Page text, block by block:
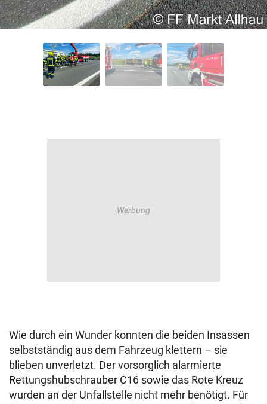
Wie durch ein Wunder konnten die beiden Insassen
selbstständig aus dem Fahrzeug klettern – sie
blieben unverletzt. Der vorsorglich alarmierte
Rettungshubschrauber C16 sowie das Rote Kreuz
wurden an der Unfallstelle nicht mehr benötigt. Für